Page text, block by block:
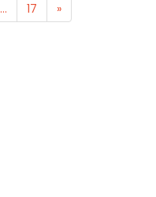
... 17 »